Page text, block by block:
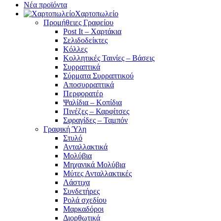
Νέα προϊόντα
Χαρτοπωλείο
Προμήθειες Γραφείου
Post It – Χαρτάκια
Σελιδοδείκτες
Κόλλες
Κολλητικές Ταινίες – Βάσεις
Συρραπτικά
Σύρματα Συρραπτικού
Αποσυρραπτικά
Περφορατέρ
Ψαλίδια – Κοπίδια
Πινέζες – Καρφίτσες
Σφραγίδες – Ταμπόν
Γραφική Ύλη
Στυλό
Ανταλλακτικά
Μολύβια
Μηχανικά Μολύβια
Μύτες Ανταλλακτικές
Λάστιχα
Συνδετήρες
Ρολά σχεδίου
Μαρκαδόροι
Διορθωτικά